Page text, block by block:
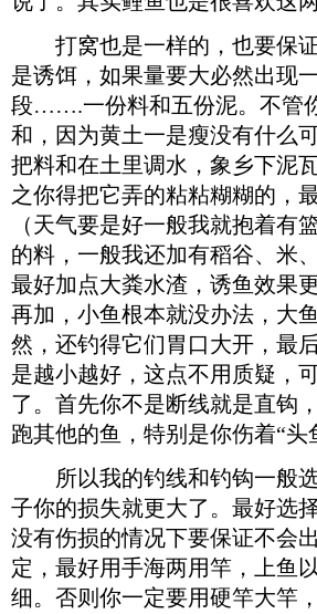
打窝也是一样的，也要保证
是诱饵，如果量要大必然出现
段…….一份料和五份泥。不管
和，因为黄土一是瘦没有什么
把料和在土里调水，象乡下泥
之你得把它弄的粘粘糊糊的，
（天气要是好一般我就抱着有
的料，一般我还加有稻谷、米
最好加点大粪水渣，诱鱼效果
再加，小鱼根本就没办法，大
然，还钓得它们胃口大开，最
是越小越好，这点不用质疑，
了。首先你不是断线就是直钩
跑其他的鱼，特别是你伤着“
所以我的钓线和钓钩一般选
子你的损失就更大了。最好选
没有伤损的情况下要保证不会
定，最好用手海两用竿，上鱼
细。否则你一定要用硬竿大竿